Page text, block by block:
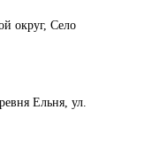
округ, Село
Ельня, ул.